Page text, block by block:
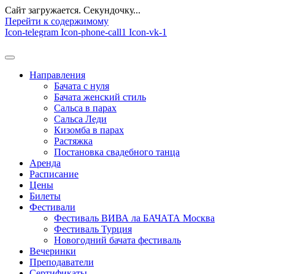
Сайт загружается. Секундочку...
Перейти к содержимому
Icon-telegram Icon-phone-call1 Icon-vk-1
Направления
Бачата с нуля
Бачата женский стиль
Сальса в парах
Сальса Леди
Кизомба в парах
Растяжка
Постановка свадебного танца
Аренда
Расписание
Цены
Билеты
Фестивали
Фестиваль ВИВА ла БАЧАТА Москва
Фестиваль Турция
Новогодний бачата фестиваль
Вечеринки
Преподаватели